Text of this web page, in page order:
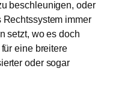
beschleunigen, oder
immer
setzt, wo es doch
eine breitere
oder sogar